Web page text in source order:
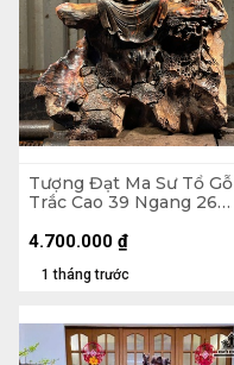
Tượng Đạt Ma Sư Tổ Gỗ
Trắc Cao 39 Ngang 26
1 tháng trước
4.700.000 ₫